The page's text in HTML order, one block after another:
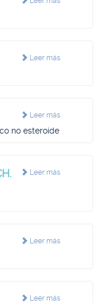
Leer más
Leer más
no esteroide
Leer más
Leer más
Leer más